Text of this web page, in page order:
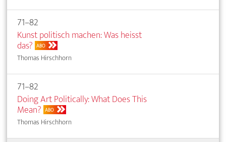
71–82
Kunst politisch machen: Was heisst
das? ABO
Thomas Hirschhorn
71–82
Doing Art Politically: What Does This
Mean? ABO
Thomas Hirschhorn